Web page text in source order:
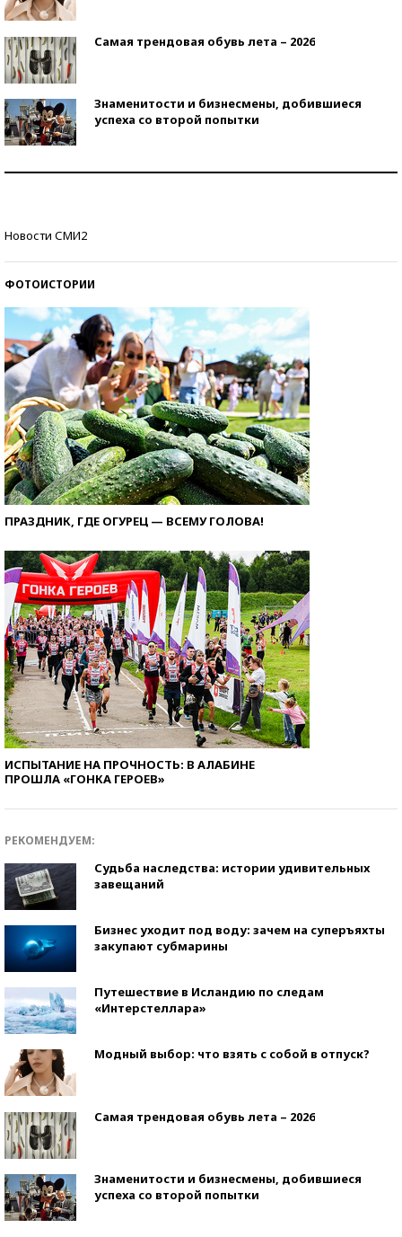
Самая трендовая обувь лета – 2026
Знаменитости и бизнесмены, добившиеся
успеха со второй попытки
Новости СМИ2
ФОТОИСТОРИИ
ПРАЗДНИК, ГДЕ ОГУРЕЦ — ВСЕМУ ГОЛОВА!
ИСПЫТАНИЕ НА ПРОЧНОСТЬ: В АЛАБИНЕ
ПРОШЛА «ГОНКА ГЕРОЕВ»
РЕКОМЕНДУЕМ:
Судьба наследства: истории удивительных
завещаний
Бизнес уходит под воду: зачем на суперъяхты
закупают субмарины
Путешествие в Исландию по следам
«Интерстеллара»
Модный выбор: что взять с собой в отпуск?
Самая трендовая обувь лета – 2026
Знаменитости и бизнесмены, добившиеся
успеха со второй попытки